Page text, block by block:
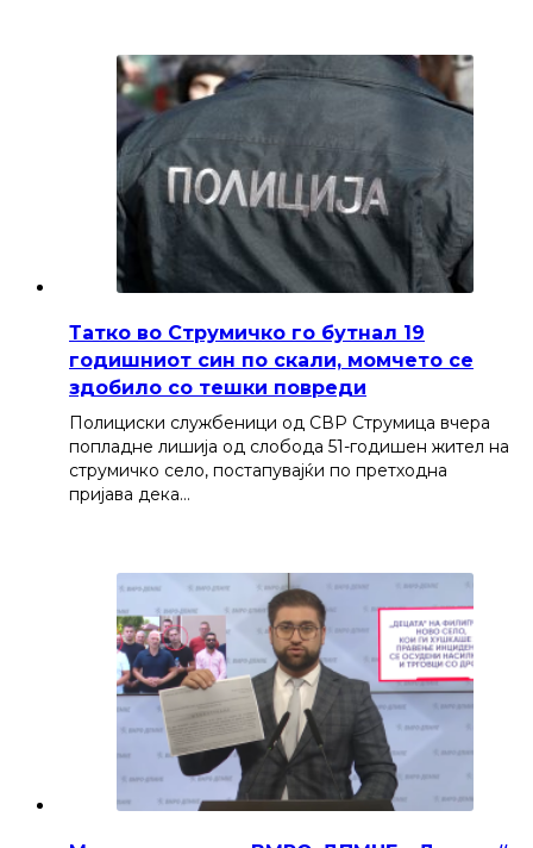
Татко во Струмичко го бутнал 19
годишниот син по скали, момчето се
здобило со тешки повреди
Полициски службеници од СВР Струмица вчера
попладне лишија од слобода 51-годишен жител на
струмичко село, постапувајќи по претходна
пријава дека…